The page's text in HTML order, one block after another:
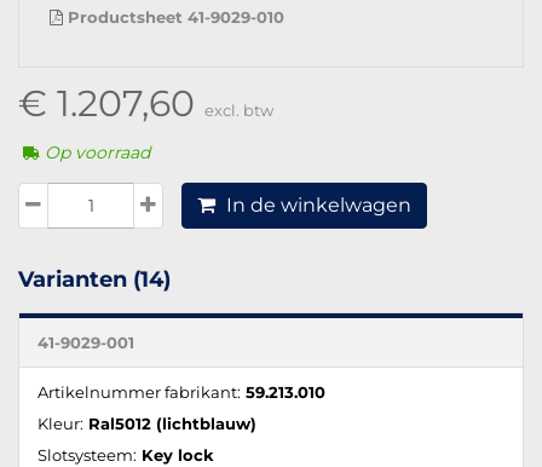
Productsheet 41-9029-010
€ 1.207,60 excl. btw
Op voorraad
In de winkelwagen
Varianten (14)
41-9029-001
Artikelnummer fabrikant: 59.213.010
Kleur: Ral5012 (lichtblauw)
Slotsysteem: Key lock